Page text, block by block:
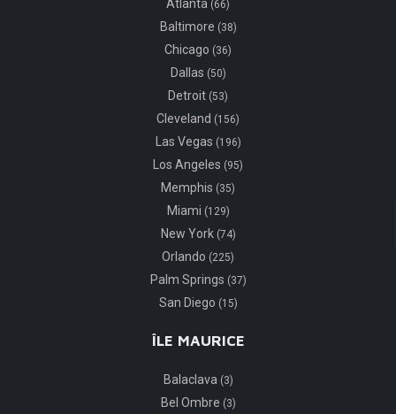
Atlanta (66)
Baltimore (38)
Chicago (36)
Dallas (50)
Detroit (53)
Cleveland (156)
Las Vegas (196)
Los Angeles (95)
Memphis (35)
Miami (129)
New York (74)
Orlando (225)
Palm Springs (37)
San Diego (15)
ÎLE MAURICE
Balaclava (3)
Bel Ombre (3)